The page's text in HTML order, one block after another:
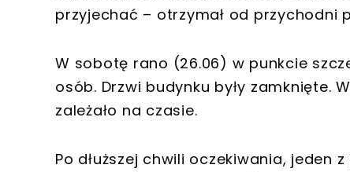
przyjechać – otrzymał od przychodni
W sobotę rano (26.06) w punkcie
osób. Drzwi budynku były zamknięte.
zależało na czasie.
Po dłuższej chwili oczekiwania, jeden